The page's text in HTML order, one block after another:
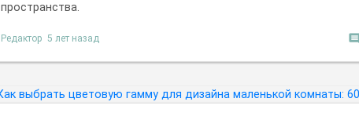
пространства.
Редактор 5 лет назад comment